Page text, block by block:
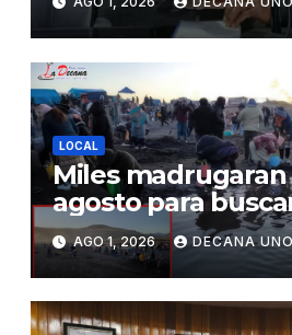
Juliaca
LOCAL
Miles madrugaran
agosto para
piedrecillas en los
realizar la challa
riqueza y la
AGO 1, 2026 DECANA